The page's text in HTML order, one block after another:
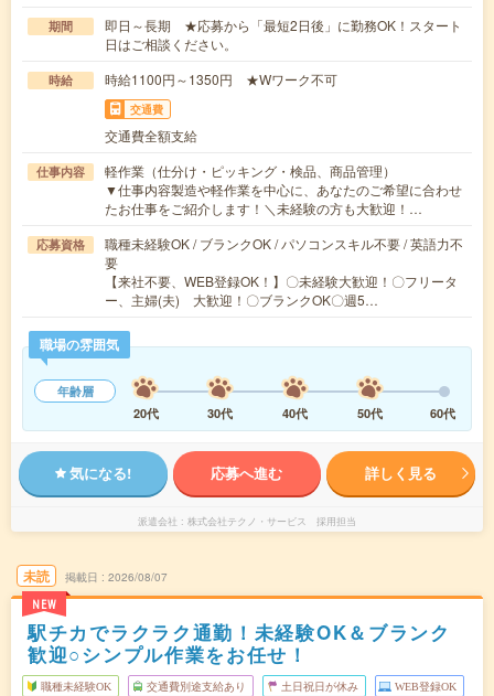
期間
即日～長期 ★応募から「最短2日後」に勤務OK！スタート
日はご相談ください。
時給 時給1100円～1350円 ★Wワーク不可
交通費
交通費全額支給
仕事内容
軽作業（仕分け・ピッキング・検品、商品管理）
▼仕事内容製造や軽作業を中心に、あなたのご希望に合わせ
たお仕事をご紹介します！＼未経験の方も大歓迎！…
応募資格
職種未経験OK / ブランクOK / パソコンスキル不要 / 英語力不
要
【来社不要、WEB登録OK！】〇未経験大歓迎！〇フリータ
ー、主婦(夫) 大歓迎！〇ブランクOK〇週5…
職場の雰囲気
年齢層
20代
30代 40代 50代 60代
気になる! 応募へ進む 詳しく見る
派遣会社 株式会社テクノ・サービス 採用担当
未読
NEW
掲載日 2026/08/07
駅チカでラクラク通勤！未経験OK＆ブランク
歓迎○シンプル作業をお任せ！
職種未経験OK 交通費別途支給あり 土日祝日が休み WEB登録OK